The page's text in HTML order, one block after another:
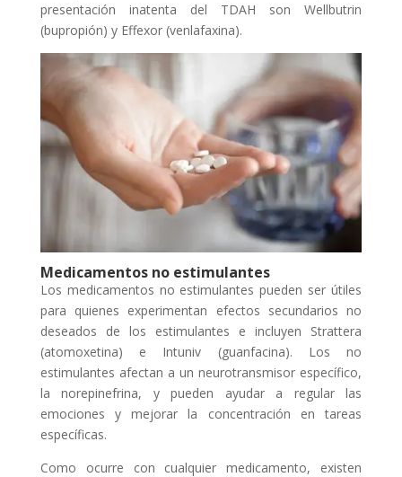
presentación inatenta del TDAH son Wellbutrin
(bupropión) y Effexor (venlafaxina).
Medicamentos no estimulantes
Los medicamentos no estimulantes pueden ser útiles
para quienes experimentan efectos secundarios no
deseados de los estimulantes e incluyen Strattera
(atomoxetina) e Intuniv (guanfacina). Los no
estimulantes afectan a un neurotransmisor específico,
la norepinefrina, y pueden ayudar a regular las
emociones y mejorar la concentración en tareas
específicas.
Como ocurre con cualquier medicamento, existen